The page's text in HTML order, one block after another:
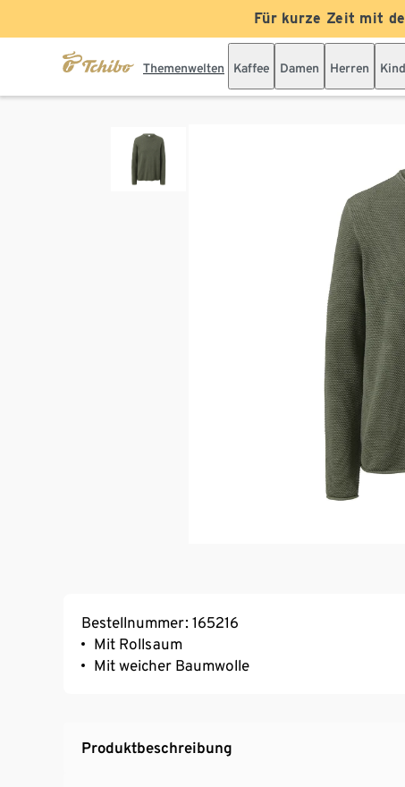
Für kurze Zeit mit
Themenwelten Kaffee Damen Herren
Bestellnummer: 165216
Mit Rollsaum
Mit weicher Baumwolle
Produktbeschreibung